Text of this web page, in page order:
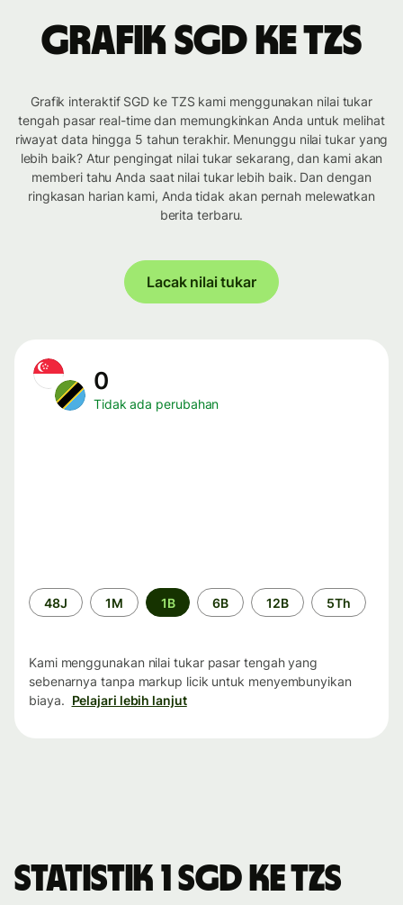
Grafik SGD ke TZS
Grafik interaktif SGD ke TZS kami menggunakan nilai tukar
tengah pasar real-time dan memungkinkan Anda untuk melihat
riwayat data hingga 5 tahun terakhir. Menunggu nilai tukar yang
lebih baik? Atur pengingat nilai tukar sekarang, dan kami akan
memberi tahu Anda saat nilai tukar lebih baik. Dan dengan
ringkasan harian kami, Anda tidak akan pernah melewatkan
berita terbaru.
Lacak nilai tukar
0
Tidak ada perubahan
Periode
waktu
48J 1M 1B 6B 12B 5Th
Kami menggunakan nilai tukar pasar tengah yang
sebenarnya tanpa markup licik untuk menyembunyikan
biaya. Pelajari lebih lanjut
Statistik 1 SGD ke TZS